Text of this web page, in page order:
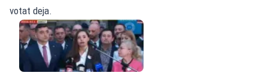
votat deja.